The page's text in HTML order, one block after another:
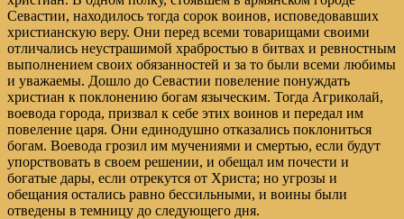
Севастии, находилось тогда сорок воинов, исповедовавших
христианскую веру. Они перед всеми товарищами своими
отличались неустрашимой храбростью в битвах и ревностным
выполнением своих обязанностей и за то были всеми любимы
и уважаемы. Дошло до Севастии повеление понуждать
христиан к поклонению богам языческим. Тогда Агриколай,
воевода города, призвал к себе этих воинов и передал им
повеление царя. Они единодушно отказались поклониться
богам. Воевода грозил им мучениями и смертью, если будут
упорствовать в своем решении, и обещал им почести и
богатые дары, если отрекутся от Христа; но угрозы и
обещания остались равно бессильными, и воины были
отведены в темницу до следующего дня.